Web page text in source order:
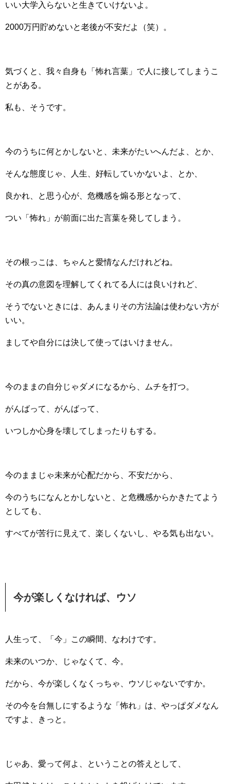
いい大学入らないと生きていけないよ。
2000万円貯めないと老後が不安だよ（笑）。
気づくと、我々自身も「怖れ言葉」で人に接してしまうこ
とがある。
私も、そうです。
今のうちに何とかしないと、未来がたいへんだよ、とか、
そんな態度じゃ、人生、好転していかないよ、とか、
良かれ、と思う心が、危機感を煽る形となって、
つい「怖れ」が前面に出た言葉を発してしまう。
その根っこは、ちゃんと愛情なんだけれどね。
その真の意図を理解してくれてる人には良いけれど、
そうでないときには、あんまりその方法論は使わない方が
いい。
ましてや自分には決して使ってはいけません。
今のままの自分じゃダメになるから、ムチを打つ。
がんばって、がんばって、
いつしか心身を壊してしまったりもする。
今のままじゃ未来が心配だから、不安だから、
今のうちになんとかしないと、と危機感からかきたてよう
としても、
すべてが苦行に見えて、楽しくないし、やる気も出ない。
今が楽しくなければ、ウソ
人生って、「今」この瞬間、なわけです。
未来のいつか、じゃなくて、今。
だから、今が楽しくなくっちゃ、ウソじゃないですか。
その今を台無しにするような「怖れ」は、やっぱダメなん
ですよ、きっと。
じゃあ、愛って何よ、ということの答えとして、